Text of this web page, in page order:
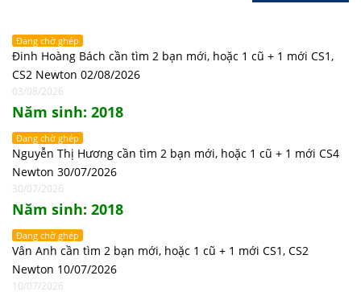
Đang chờ ghép
Đinh Hoàng Bách cần tìm 2 bạn mới, hoặc 1 cũ + 1 mới CS1,
CS2 Newton 02/08/2026
03/08/2026
Năm sinh: 2018
Đang chờ ghép
Nguyễn Thị Hương cần tìm 2 bạn mới, hoặc 1 cũ + 1 mới CS4
Newton 30/07/2026
30/07/2026
Năm sinh: 2018
Đang chờ ghép
Vân Anh cần tìm 2 bạn mới, hoặc 1 cũ + 1 mới CS1, CS2
Newton 10/07/2026
10/07/2026